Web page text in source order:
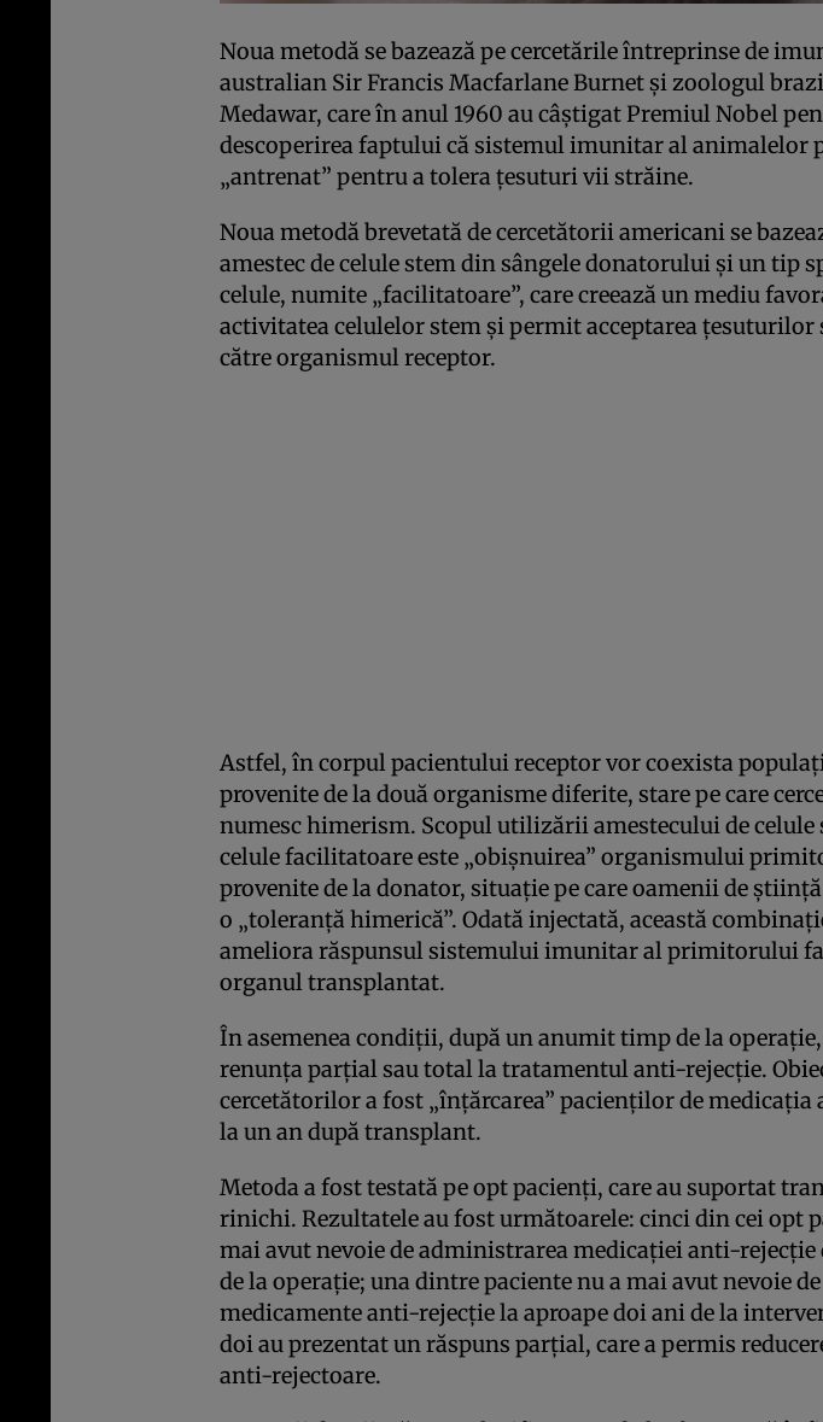
Noua metodă se bazează pe cercetările întreprinse de
australian Sir Francis Macfarlane Burnet şi zoologul
Medawar, care în anul 1960 au câştigat Premiul Nobel
descoperirea faptului că sistemul imunitar al animalelor
„antrenat” pentru a tolera ţesuturi vii străine.
Noua metodă brevetată de cercetătorii americani se
amestec de celule stem din sângele donatorului şi un tip
celule, numite „facilitatoare”, care creează un mediu
activitatea celulelor stem şi permit acceptarea ţesuturilor
către organismul receptor.
Astfel, în corpul pacientului receptor vor coexista
provenite de la două organisme diferite, stare pe care
numesc himerism. Scopul utilizării amestecului de celule
celule facilitatoare este „obişnuirea” organismului
provenite de la donator, situaţie pe care oamenii de
o „toleranţă himerică”. Odată injectată, această
ameliora răspunsul sistemului imunitar al primitorului
organul transplantat.
În asemenea condiţii, după un anumit timp de la operaţie,
renunţa parţial sau total la tratamentul anti-rejecţie.
cercetătorilor a fost „înţărcarea” pacienţilor de
la un an după transplant.
Metoda a fost testată pe opt pacienţi, care au suportat
rinichi. Rezultatele au fost următoarele: cinci din cei opt
mai avut nevoie de administrarea medicaţiei anti-rejecţie
de la operaţie; una dintre paciente nu a mai avut nevoie de
medicamente anti-rejecţie la aproape doi ani de la
doi au prezentat un răspuns parţial, care a permis
anti-rejectoare.